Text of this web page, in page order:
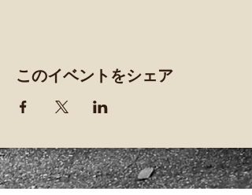
このイベントをシェア